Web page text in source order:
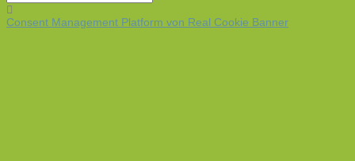
Consent Management Platform von Real Cookie Banner